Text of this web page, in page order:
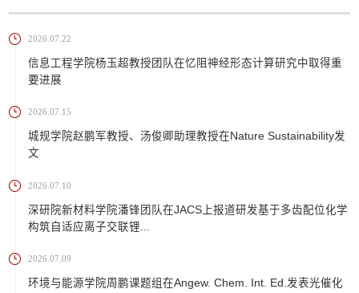
2026.07.22
信息工程学院杨玉超教授团队在忆阻神经形态计算研究中取得重
要进展
2026.07.15
城规学院赵鹏军教授、汤俊卿助理教授在Nature Sustainability发
文
2026.07.10
深研院新材料学院潘锋团队在JACS上报道研发基于多齿配位化学
构筑自适应离子交联锂...
2026.07.09
环境与能源学院周鹏课题组在Angew. Chem. Int. Ed.发表光催化